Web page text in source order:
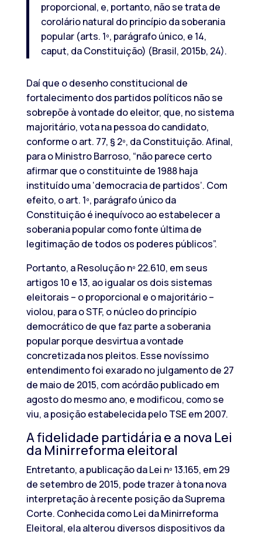
proporcional, e, portanto, não se trata de
corolário natural do princípio da soberania
popular (arts. 1º, parágrafo único, e 14,
caput, da Constituição) (Brasil, 2015b, 24).
Daí que o desenho constitucional de
fortalecimento dos partidos políticos não se
sobrepõe à vontade do eleitor, que, no sistema
majoritário, vota na pessoa do candidato,
conforme o art. 77, § 2º, da Constituição. Afinal,
para o Ministro Barroso, “não parece certo
afirmar que o constituinte de 1988 haja
instituído uma ‘democracia de partidos’. Com
efeito, o art. 1º, parágrafo único da
Constituição é inequívoco ao estabelecer a
soberania popular como fonte última de
legitimação de todos os poderes públicos”.
Portanto, a Resolução nº 22.610, em seus
artigos 10 e 13, ao igualar os dois sistemas
eleitorais – o proporcional e o majoritário –
violou, para o STF, o núcleo do princípio
democrático de que faz parte a soberania
popular porque desvirtua a vontade
concretizada nos pleitos. Esse novíssimo
entendimento foi exarado no julgamento de 27
de maio de 2015, com acórdão publicado em
agosto do mesmo ano, e modificou, como se
viu, a posição estabelecida pelo TSE em 2007.
A fidelidade partidária e a nova Lei
da Minirreforma eleitoral
Entretanto, a publicação da Lei nº 13.165, em 29
de setembro de 2015, pode trazer à tona nova
interpretação à recente posição da Suprema
Corte. Conhecida como Lei da Minirreforma
Eleitoral, ela alterou diversos dispositivos da